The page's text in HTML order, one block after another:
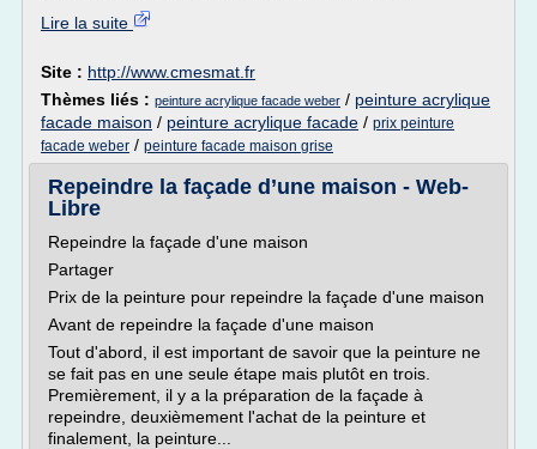
Lire la suite
Site : http://www.cmesmat.fr
Thèmes liés : peinture acrylique facade weber / peinture acrylique
facade maison / peinture acrylique facade / prix peinture
facade weber / peinture facade maison grise
Repeindre la façade d’une maison - Web-
Libre
Repeindre la façade d'une maison
Partager
Prix de la peinture pour repeindre la façade d'une maison
Avant de repeindre la façade d'une maison
Tout d'abord, il est important de savoir que la peinture ne
se fait pas en une seule étape mais plutôt en trois.
Premièrement, il y a la préparation de la façade à
repeindre, deuxièmement l'achat de la peinture et
finalement, la peinture...